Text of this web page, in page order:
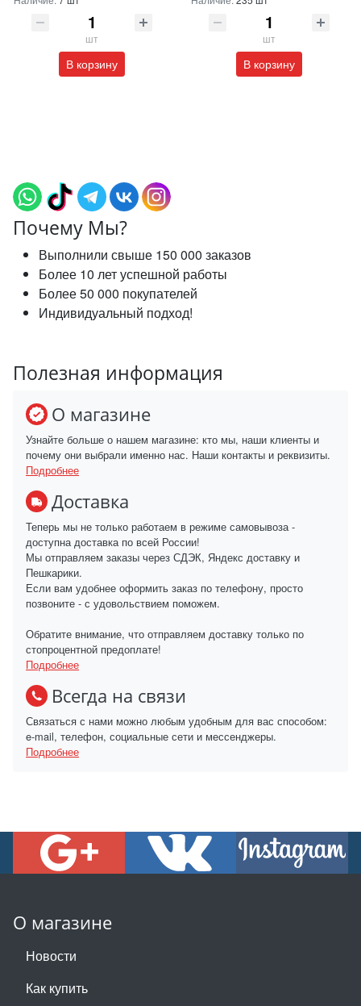
шт
В корзину
шт
В корзину
Почему Мы?
Выполнили свыше 150 000 заказов
Более 10 лет успешной работы
Более 50 000 покупателей
Индивидуальный подход!
Полезная информация
О магазине
Узнайте больше о нашем магазине: кто мы, наши клиенты и
почему они выбрали именно нас. Наши контакты и реквизиты.
Подробнее
Доставка
Теперь мы не только работаем в режиме самовывоза -
доступна доставка по всей России!
Мы отправляем заказы через СДЭК, Яндекс доставку и
Пешкарики.
Если вам удобнее оформить заказ по телефону, просто
позвоните - с удовольствием поможем.
Обратите внимание, что отправляем доставку только по
стопроцентной предоплате!
Подробнее
Всегда на связи
Связаться с нами можно любым удобным для вас способом:
e-mail, телефон, социальные сети и мессенджеры.
Подробнее
О магазине
Новости
Как купить